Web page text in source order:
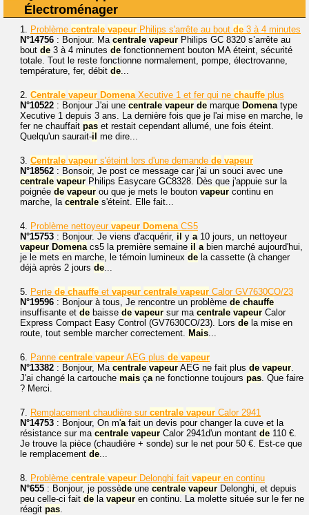
Électroménager
1. Problème centrale vapeur Philips s'arrête au bout de 3 à 4 minutes
N°14756 : Bonjour. Ma centrale vapeur Philips GC 8320 s’arrête au
bout de 3 à 4 minutes de fonctionnement bouton MA éteint, sécurité
totale. Tout le reste fonctionne normalement, pompe, électrovanne,
température, fer, débit de...
2. Centrale vapeur DomenaXecutive 1 et fer qui ne chauffe plus
N°10522 : Bonjour J'ai une centrale vapeur de marque Domenatype
Xecutive 1 depuis 3 ans. La dernière fois que je l'ai mise en marche, le
fer ne chauffait pas et restait cependant allumé, une fois éteint.
Quelqu'un saurait-il me dire...
3. Centrale vapeur s'éteint lors d'une demande de vapeur
N°18562 : Bonsoir, Je post ce message car j'ai un souci avec une
centrale vapeur Philips Easycare GC8328. Dès que j'appuie sur la
poignée de vapeur ou que je mets le bouton vapeur continu en
marche, la centrale s'éteint. Elle fait...
4. Problème nettoyeur vapeur DomenaCS5
N°15753 : Bonjour. Je viens d'acquérir, il y a10 jours, un nettoyeur
vapeur Domenacs5 la première semaine il abien marché aujourd'hui,
je le mets en marche, le témoin lumineux de la cassette (à changer
déjà après 2 jours de...
5. Perte de chauffe et vapeur centrale vapeur Calor GV7630CO/23
N°19596 : Bonjour à tous, Je rencontre un problème de chauffe
insuffisante et de baisse de vapeur sur ma centrale vapeur Calor
Express Compact Easy Control (GV7630CO/23). Lors de la mise en
route, tout semble marcher correctement. Mais...
6. Panne centrale vapeur AEG plus de vapeur
N°13382 : Bonjour, Ma centrale vapeur AEG ne fait plus de vapeur.
J'ai changé la cartouche mais çane fonctionne toujours pas. Que faire
? Merci.
7. Remplacement chaudière sur centrale vapeur Calor 2941
N°14753 : Bonjour, On m'afait un devis pour changer la cuve et la
résistance sur ma centrale vapeur Calor 2941d'un montant de 110 €.
Je trouve la pièce (chaudière + sonde) sur le net pour 50 €. Est-ce que
le remplacement de...
8. Problème centrale vapeur Delonghi fait vapeur en continu
N°655 : Bonjour, je possède une centrale vapeur Delonghi, et depuis
peu celle-ci fait de la vapeur en continu. La molette située sur le fer ne
réagit pas.